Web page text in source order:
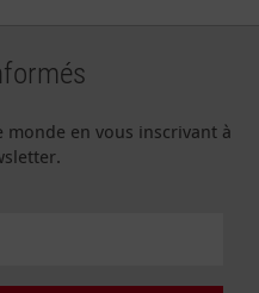
monde en vous inscrivant à